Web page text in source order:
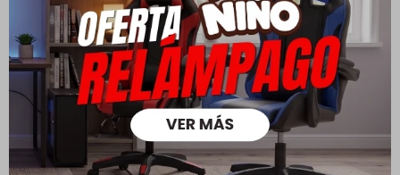
Todas las compras realizadas tienen un plazo de 5 días para
su cambio.
Ver mas
Medios de pago